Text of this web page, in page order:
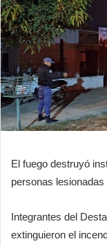
El fuego destruyó
personas lesionadas
Integrantes del
extinguieron el